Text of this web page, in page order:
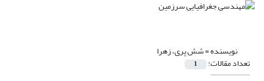
نویسنده =شش پری، زهرا
تعداد مقالات: 1